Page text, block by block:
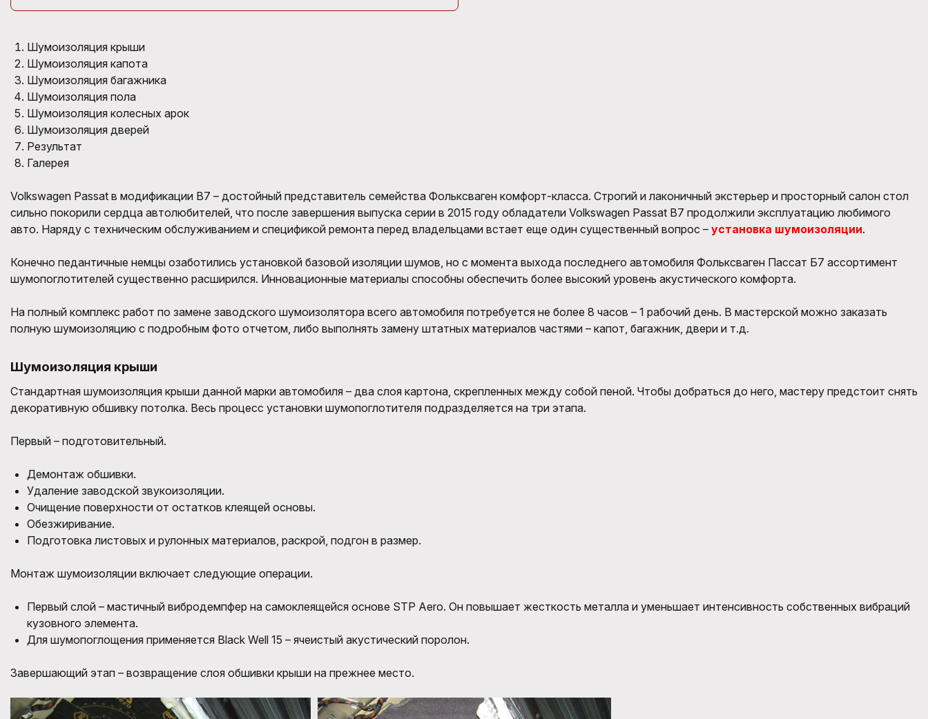
Шумоизоляция крыши
Шумоизоляция капота
Шумоизоляция багажника
Шумоизоляция пола
Шумоизоляция колесных арок
Шумоизоляция дверей
Результат
Галерея
Volkswagen Passat в модификации B7 – достойный представитель семейства Фольксваген комфорт-класса. Строгий и лаконичный экстерьер и просторный салон стол
сильно покорили сердца автолюбителей, что после завершения выпуска серии в 2015 году обладатели Volkswagen Passat B7 продолжили эксплуатацию любимого
авто. Наряду с техническим обслуживанием и спецификой ремонта перед владельцами встает еще один существенный вопрос – установка шумоизоляции.
Конечно педантичные немцы озаботились установкой базовой изоляции шумов, но с момента выхода последнего автомобиля Фольксваген Пассат Б7 ассортимент
шумопоглотителей существенно расширился. Инновационные материалы способны обеспечить более высокий уровень акустического комфорта.
На полный комплекс работ по замене заводского шумоизолятора всего автомобиля потребуется не более 8 часов – 1 рабочий день. В мастерской можно заказать
полную шумоизоляцию с подробным фото отчетом, либо выполнять замену штатных материалов частями – капот, багажник, двери и т.д.
Шумоизоляция крыши
Стандартная шумоизоляция крыши данной марки автомобиля – два слоя картона, скрепленных между собой пеной. Чтобы добраться до него, мастеру предстоит снять
декоративную обшивку потолка. Весь процесс установки шумопоглотителя подразделяется на три этапа.
Первый – подготовительный.
Демонтаж обшивки.
Удаление заводской звукоизоляции.
Очищение поверхности от остатков клеящей основы.
Обезжиривание.
Подготовка листовых и рулонных материалов, раскрой, подгон в размер.
Монтаж шумоизоляции включает следующие операции.
Первый слой – мастичный вибродемпфер на самоклеящейся основе STP Aero. Он повышает жесткость металла и уменьшает интенсивность собственных вибраций
кузовного элемента.
Для шумопоглощения применяется Black Well 15 – ячеистый акустический поролон.
Завершающий этап – возвращение слоя обшивки крыши на прежнее место.